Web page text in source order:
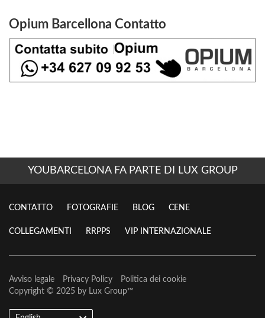
Opium Barcellona Contatto
YOUBARCELONA FA PARTE DI LUX GROUP
CONTATTO FOTOGRAFIE BLOG CENE
COLLEGAMENTI RRPPS VIP INTERNAZIONALE
Avviso legale Privacy Policy
Politica dei cookie
Copyright © 2025 by Lux Group™